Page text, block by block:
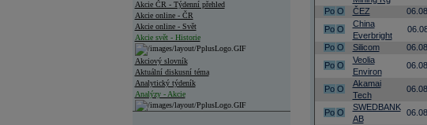
Akcie ČR - Týdenní přehled
Akcie online - ČR
Akcie online - Svět
Akcie svět - Historie
Akciový slovník
Aktuální diskusní téma
Analytický týdeník
Analýzy - Akcie
Po O ČEZ
Po O
China
Everbright
Po O Silicom
Po O
Veolia
Environ
Po O
Akamai
Tech
Po O
SWEDBANK
AB